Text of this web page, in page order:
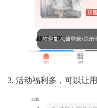
3. 活动福利多，可以让